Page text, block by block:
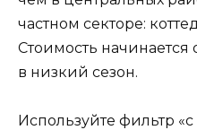
частном секторе:
Стоимость начинается
в низкий сезон.
Используйте фильтр